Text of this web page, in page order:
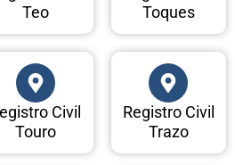
Teo
Toques
Civil
Touro
Registro Civil
Trazo